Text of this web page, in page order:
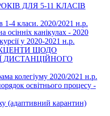
ДЛЯ 5-11 КЛАСІВ
1-4 класи. 2020/2021 н.р.
осінніх канікулах - 2020
у 2020-2021 н.р.
ЩОДО
ДИСТАНЦІЙНОГО
колегіуму 2020/2021 н.р.
освітнього процесу -
(адаптивний карантин)